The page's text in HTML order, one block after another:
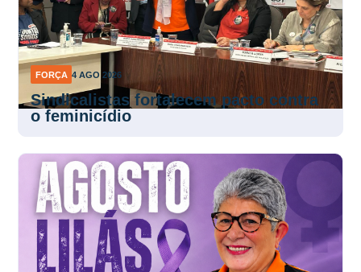
FORÇA 4 AGO 2026
Sindicalistas fortalecem pacto contra
o feminicídio